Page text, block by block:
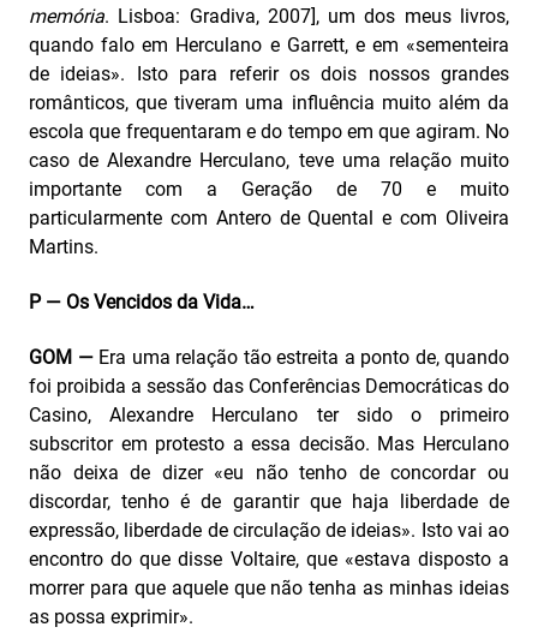
memória. Lisboa: Gradiva, 2007], um dos meus livros,
quando falo em Herculano e Garrett, e em «sementeira
de ideias». Isto para referir os dois nossos grandes
românticos, que tiveram uma influência muito além da
escola que frequentaram e do tempo em que agiram. No
caso de Alexandre Herculano, teve uma relação muito
importante com a Geração de 70 e muito
particularmente com Antero de Quental e com Oliveira
Martins.
P — Os Vencidos da Vida…
GOM —Era uma relação tão estreita a ponto de, quando
foi proibida a sessão das Conferências Democráticas do
Casino, Alexandre Herculano ter sido o primeiro
subscritor em protesto a essa decisão. Mas Herculano
não deixa de dizer «eu não tenho de concordar ou
discordar, tenho é de garantir que haja liberdade de
expressão, liberdade de circulação de ideias». Isto vai ao
encontro do que disse Voltaire, que «estava disposto a
morrer para que aquele que não tenha as minhas ideias
as possa exprimir».